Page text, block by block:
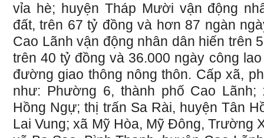
vỉa hè; huyện Tháp Mười vận động
đất, trên 67 tỷ đồng và hơn 87 ngàn
Cao Lãnh vận động nhân dân hiến trên
trên 40 tỷ đồng và 36.000 ngày công
đường giao thông nông thôn. Cấp xã,
như: Phường 6, thành phố Cao Lãnh;
Hồng Ngự; thị trấn Sa Rài, huyện Tân
Lai Vung; xã Mỹ Hòa, Mỹ Đông, Trường